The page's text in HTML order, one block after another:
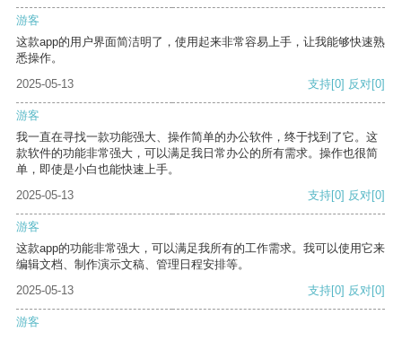
游客
这款app的用户界面简洁明了，使用起来非常容易上手，让我能够快速熟
悉操作。
2025-05-13
支持[0] 反对[0]
游客
我一直在寻找一款功能强大、操作简单的办公软件，终于找到了它。这
款软件的功能非常强大，可以满足我日常办公的所有需求。操作也很简
单，即使是小白也能快速上手。
2025-05-13
支持[0] 反对[0]
游客
这款app的功能非常强大，可以满足我所有的工作需求。我可以使用它来
编辑文档、制作演示文稿、管理日程安排等。
2025-05-13
支持[0] 反对[0]
游客